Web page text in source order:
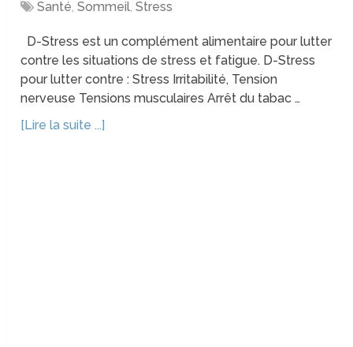
Santé,Sommeil,Stress
D-Stress est un complément alimentaire pour lutter
contre les situations de stress et fatigue. D-Stress
pour lutter contre : Stress Irritabilité, Tension
nerveuse Tensions musculaires Arrêt du tabac …
[Lire la suite ...]